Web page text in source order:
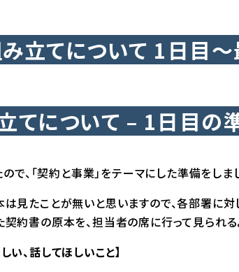
立てについて 1日目
てについて – 1日目の
で、「契約と事業」をテーマにした準備をしま
見たことが無いと思いますので、各部署に対
約書の原本を、担当者の席に行って見られる
、話してほしいこと】